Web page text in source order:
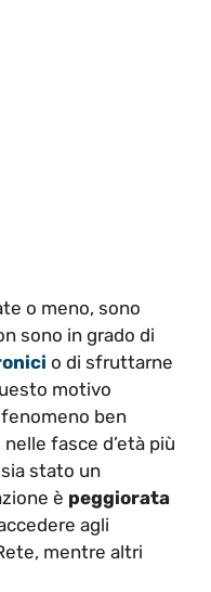
o meno, sono
sono in grado di
o di sfruttarne
motivo
ben
fasce d’età più
stato un
è peggiorata
agli
mentre altri